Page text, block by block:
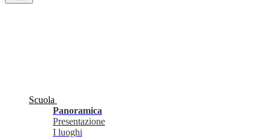
Scuola
Panoramica
Presentazione
I luoghi